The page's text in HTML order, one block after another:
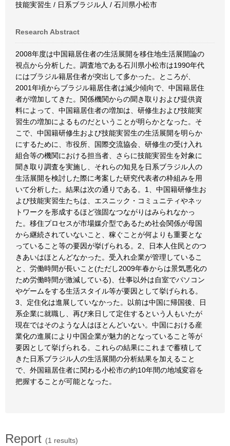
技能実習生 / 日系ブラジル人 / 石川県小松市
Research Abstract
2008年度は中国籍居住者の生活展開を移住地生活展開論の
視点から分析した。調査地である石川県小松市は1990年代
にはブラジル籍居住者が突出して多かった。ところが、
2001年頃からブラジル籍居住者は減少傾向で、中国籍居住
者が増加してきた。関係機関からの聞き取りおよび提供資
料によって、中国籍居住者の増加は、研修生および技能実
習生の増加によるものだということが明らかとなった。そ
こで、中国籍研修生および技能実習生の生活展開を明らか
にするために、市役所、国際交流協会、研修生の受け入れ
組合等の機関における担当者、さらに技能実習生を対象に
聞き取り調査を実施し、それらの知見を日系ブラジル人の
生活展開を検討した際に考案した研究代表者の枠組みを用
いて分析した。結果は次の通りである。1、中国籍研修生お
よび技能実習生たちは、エスニック・コミュニティやネッ
トワークを形成するほど強固なつながりはみられなかっ
た。移住プロセスが市場媒介型であるため社会関係が母国
から継続されていないこと、稼ぐことが何よりも重要とな
っていること等の要因が挙げられる。2、日本人住民とのつ
きあいはほとんどなかった。受入れ企業が管理しているこ
と、労働時間が長いこと(ただし2009年春からは景気悪化の
ため労働時間が激減している)、仕事以外は自室でパソコン
やゲームをする生活スタイル等が要因として挙げられる。
3、定住化は進展していなかった。以前は中国に帰国後、日
系企業に就職し、再び来日して定住するという人もいたが
現在ではそのような人はほとんどいない。中国における産
業化の進展により中国企業が魅力的となっていること等が
要因として挙げられる。これらの結果にこれまで蓄積して
きた日系ブラジル人の生活展開の分析結果を加えること
で、外国籍居住者に関わる小松市の約10年間の地域変容を
把握することが可能となった。
Report (1 results)